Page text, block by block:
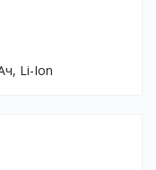
Li-Ion